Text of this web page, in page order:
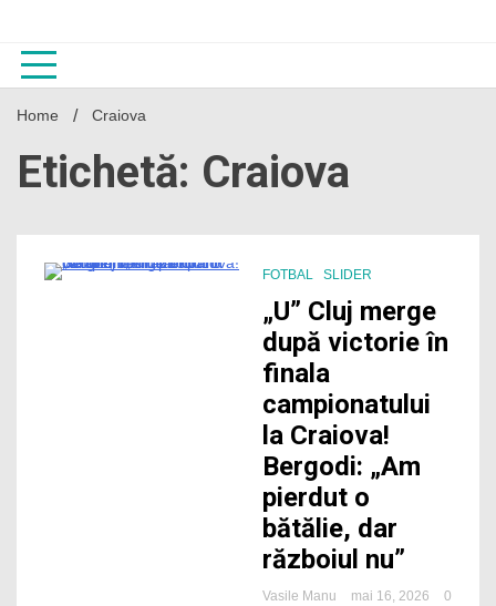
content
Home Craiova
Etichetă: Craiova
FOTBAL SLIDER
„U” Cluj merge
după victorie în
finala
campionatului
la Craiova!
Bergodi: „Am
pierdut o
bătălie, dar
războiul nu”
Vasile Manu mai 16, 2026
0